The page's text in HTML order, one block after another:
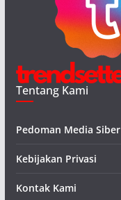
Tentang Kami
Pedoman Media Siber
Kebijakan Privasi
Kontak Kami